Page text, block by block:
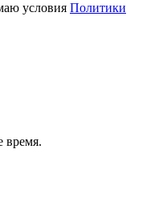
условия Политики
время.